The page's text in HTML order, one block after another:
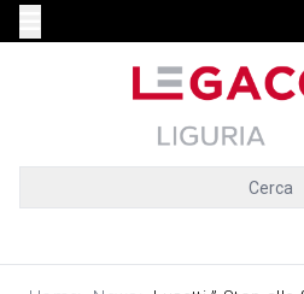
Cerca